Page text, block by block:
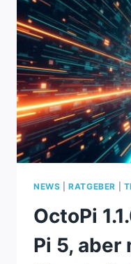
NEWS |RATGEBER
OctoPi
Pi 5, aber